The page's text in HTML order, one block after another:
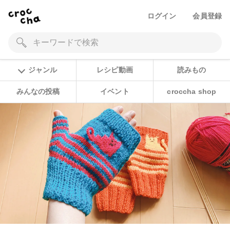
ログイン 会員登録
ジャンル レシピ動画 読みもの
みんなの投稿 イベント croccha shop